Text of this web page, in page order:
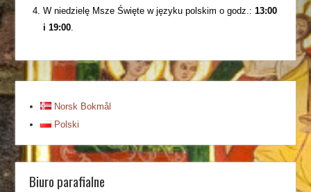
W niedzielę Msze Święte w języku polskim o godz.:13:00
i 19:00.
Norsk Bokmål
Polski
Biuro parafialne